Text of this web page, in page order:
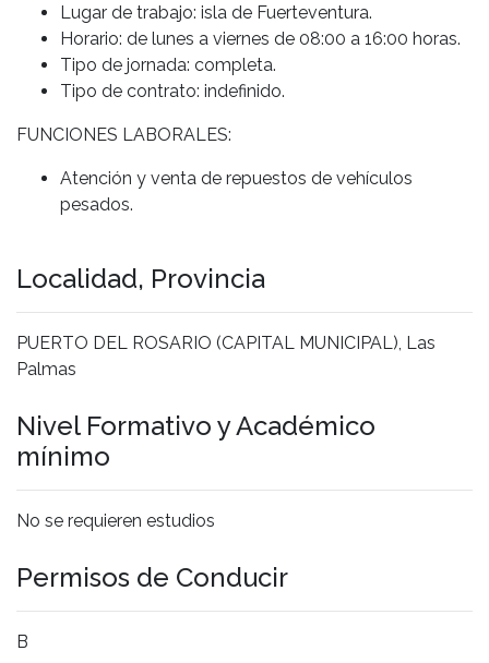
Lugar de trabajo: isla de Fuerteventura.
Horario: de lunes a viernes de 08:00 a 16:00 horas.
Tipo de jornada: completa.
Tipo de contrato: indefinido.
FUNCIONES LABORALES:
Atención y venta de repuestos de vehículos
pesados.
Localidad, Provincia
PUERTO DEL ROSARIO (CAPITAL MUNICIPAL), Las
Palmas
Nivel Formativo y Académico
mínimo
No se requieren estudios
Permisos de Conducir
B